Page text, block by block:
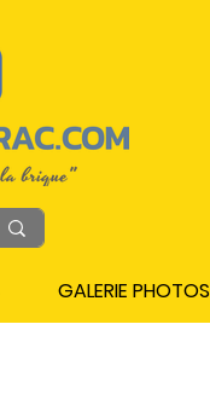
GALERIE PHOTOS